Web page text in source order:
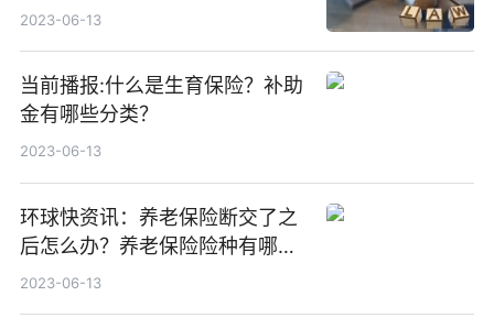
怎么办？
2023-06-13
当前播报:什么是生育保险？补助
金有哪些分类？
2023-06-13
环球快资讯：养老保险断交了之
后怎么办？养老保险险种有哪
些？
2023-06-13